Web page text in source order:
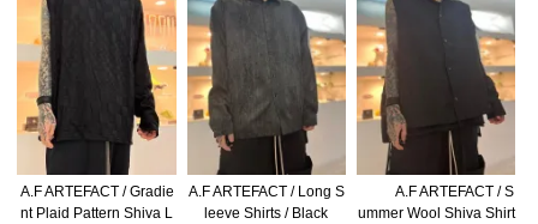
A.F ARTEFACT / Gradie
nt Plaid Pattern Shiva L
A.F ARTEFACT / Long S
leeve Shirts / Black
A.F ARTEFACT / S
ummer Wool Shiva Shirt